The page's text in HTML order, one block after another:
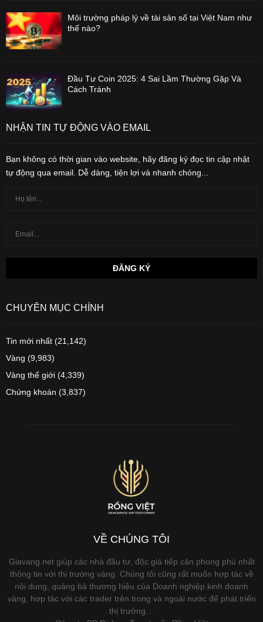
Môi trường pháp lý về tài sản số tại Việt Nam như
thế nào?
Đầu Tư Coin 2025: 4 Sai Lầm Thường Gặp Và
Cách Tránh
NHẬN TIN TỰ ĐỘNG VÀO EMAIL
Bạn không có thời gian vào website, hãy đăng ký đọc tin cập nhật
tự động qua email. Dễ dàng, tiện lợi và nhanh chóng...
CHUYÊN MỤC CHÍNH
Tin mới nhất (21,142)
Vàng (9,983)
Vàng thế giới (4,339)
Chứng khoán (3,837)
VỀ CHÚNG TÔI
Giavang.net giúp các nhà đầu tư, độc giả tiếp cận phong phú nhất
thông tin với thị trường vàng. Chúng tôi cũng rất muốn hợp tác về
nội dung, quảng bá thương hiệu của Doanh nghiệp kinh doanh
vàng, hợp tác với các trader trên trong và ngoài nước để phát triển
thị trường…